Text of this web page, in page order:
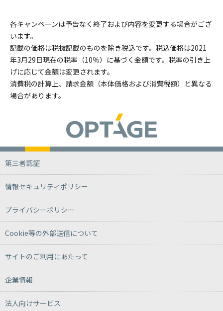
各キャンペーンは予告なく終了および内容を変更する場合がござ
います。
記載の価格は税抜記載のものを除き税込です。税込価格は2021
年3月29日現在の税率（10％）に基づく金額です。税率の引き上
げに応じて金額は変更されます。
消費税の計算上、請求金額（本体価格および消費税額）と異なる
場合があります。
第三者認証
情報セキュリティポリシー
プライバシーポリシー
Cookie等の外部送信について
サイトのご利用にあたって
企業情報
法人向けサービス